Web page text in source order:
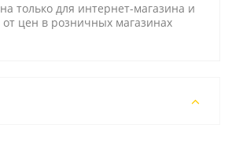
только для интернет-магазина и
цен в розничных магазинах